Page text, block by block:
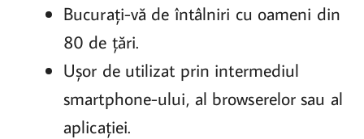
Bucurați-vă de întâlniri cu oameni din
80 de țări.
Ușor de utilizat prin intermediul
smartphone-ului, al browserelor sau al
aplicației.